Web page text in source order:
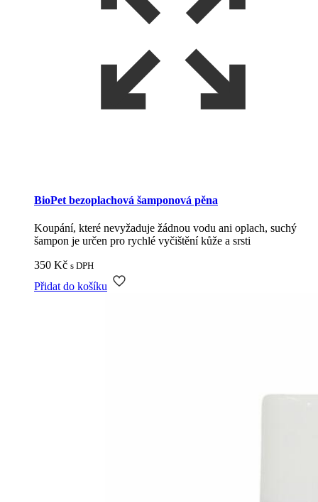
BioPet bezoplachová šamponová pěna
Koupání, které nevyžaduje žádnou vodu ani oplach, suchý
šampon je určen pro rychlé vyčištění kůže a srsti
350 Kč s DPH
Přidat do košíku